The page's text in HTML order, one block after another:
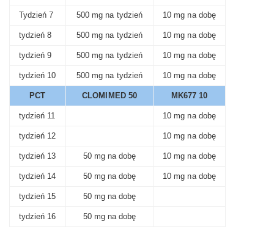
Tydzień 7 500 mg na tydzień 10 mg na dobę
tydzień 8 500 mg na tydzień 10 mg na dobę
tydzień 9 500 mg na tydzień 10 mg na dobę
tydzień 10 500 mg na tydzień 10 mg na dobę
PCT CLOMI MED 50 MK677 10
tydzień 11 10 mg na dobę
tydzień 12 10 mg na dobę
tydzień 13 50 mg na dobę 10 mg na dobę
tydzień 14 50 mg na dobę 10 mg na dobę
tydzień 15 50 mg na dobę
tydzień 16 50 mg na dobę